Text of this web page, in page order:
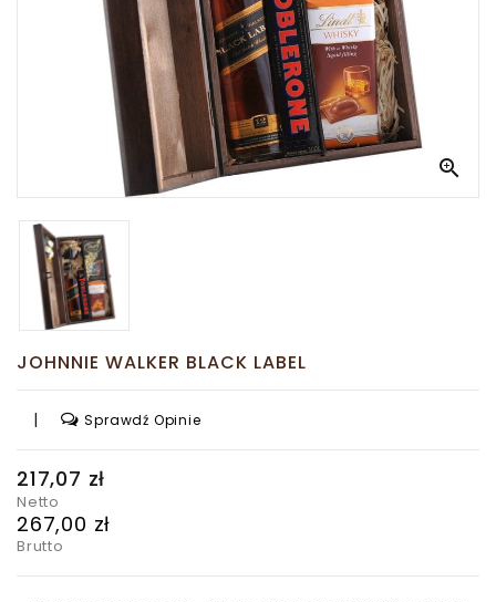

JOHNNIE WALKER BLACK LABEL
| Sprawdź Opinie
217,07 zł
Netto
267,00 zł
Brutto